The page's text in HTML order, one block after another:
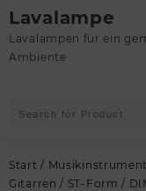
Skip
to
content
Lavalampe
Lavalampen für ein
Ambiente
Start /
Gitarren / ST-Form /